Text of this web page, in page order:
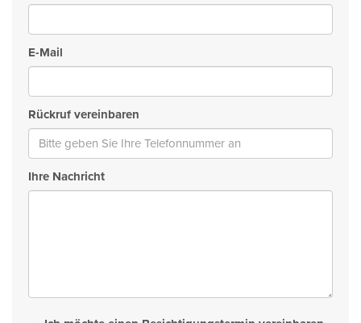
E-Mail
Rückruf vereinbaren
Ihre Nachricht